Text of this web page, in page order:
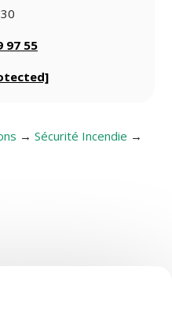
97 55
→Sécurité Incendie →